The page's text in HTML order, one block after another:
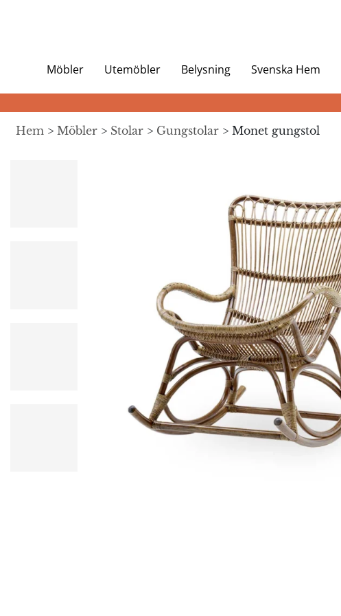
Möbler Utemöbler Belysning Svenska Hem
Hem > Möbler > Stolar > Gungstolar > Monet gungstol